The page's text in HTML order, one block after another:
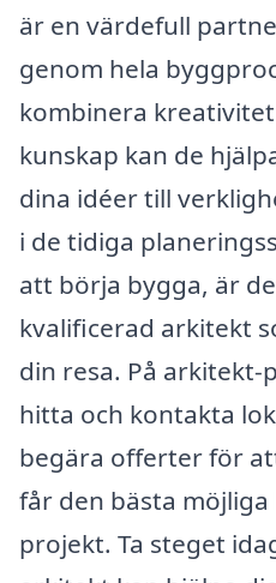
är en värdefull
genom hela
kombinera
kunskap kan de
dina idéer till
i de tidiga
att börja bygga, är
kvalificerad arkitekt
din resa. På arkitekt-
hitta och kontakta
begära offerter för
får den bästa
projekt. Ta steget